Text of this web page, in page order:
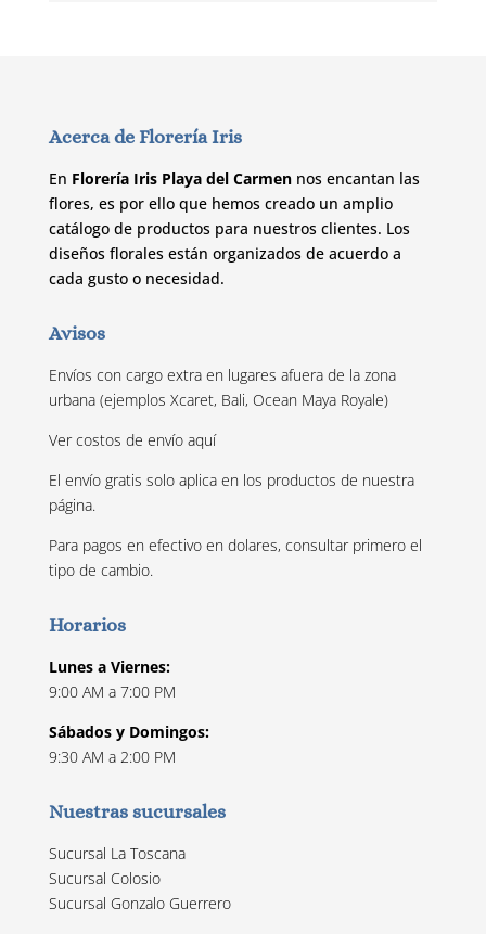
Acerca de Florería Iris
En Florería Iris Playa del Carmen nos encantan las
flores, es por ello que hemos creado un amplio
catálogo de productos para nuestros clientes. Los
diseños florales están organizados de acuerdo a
cada gusto o necesidad.
Avisos
Envíos con cargo extra en lugares afuera de la zona
urbana (ejemplos Xcaret, Bali, Ocean Maya Royale)
Ver costos de envío aquí
El envío gratis solo aplica en los productos de nuestra
página.
Para pagos en efectivo en dolares, consultar primero el
tipo de cambio.
Horarios
Lunes a Viernes:
9:00 AM a 7:00 PM
Sábados y Domingos:
9:30 AM a 2:00 PM
Nuestras sucursales
Sucursal La Toscana
Sucursal Colosio
Sucursal Gonzalo Guerrero